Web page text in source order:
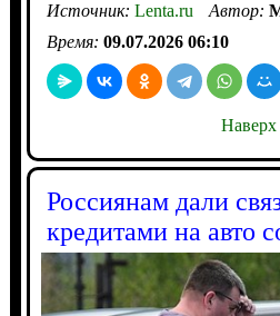
Источник: Lenta.ru Автор:
Время: 09.07.2026 06:10
Наверх
Россиянам дали
кредитами на авто